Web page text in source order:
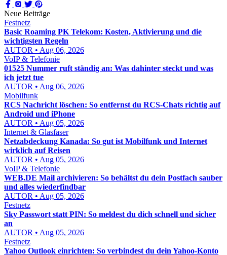
Neue Beiträge
Festnetz
Basic Roaming PK Telekom: Kosten, Aktivierung und die
wichtigsten Regeln
AUTOR • Aug 06, 2026
VoIP & Telefonie
01525 Nummer ruft ständig an: Was dahinter steckt und was
ich jetzt tue
AUTOR • Aug 06, 2026
Mobilfunk
RCS Nachricht löschen: So entfernst du RCS-Chats richtig auf
Android und iPhone
AUTOR • Aug 05, 2026
Internet & Glasfaser
Netzabdeckung Kanada: So gut ist Mobilfunk und Internet
wirklich auf Reisen
AUTOR • Aug 05, 2026
VoIP & Telefonie
WEB.DE Mail archivieren: So behältst du dein Postfach sauber
und alles wiederfindbar
AUTOR • Aug 05, 2026
Festnetz
Sky Passwort statt PIN: So meldest du dich schnell und sicher
an
AUTOR • Aug 05, 2026
Festnetz
Yahoo Outlook einrichten: So verbindest du dein Yahoo-Konto